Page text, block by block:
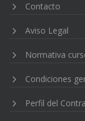
Contacto
Aviso Legal
Normativa
Condiciones
Perfil del